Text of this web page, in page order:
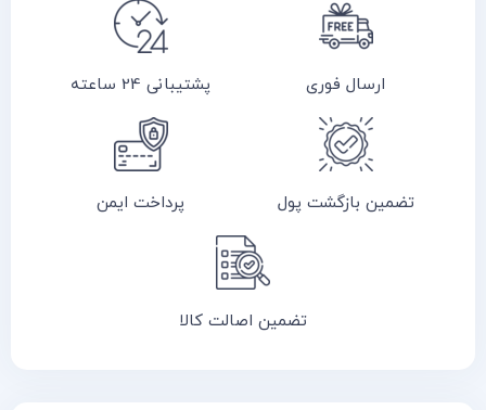
ارسال فوری پشتیبانی 24 ساعته
تضمین بازگشت پول پرداخت ایمن
تضمین اصالت کالا